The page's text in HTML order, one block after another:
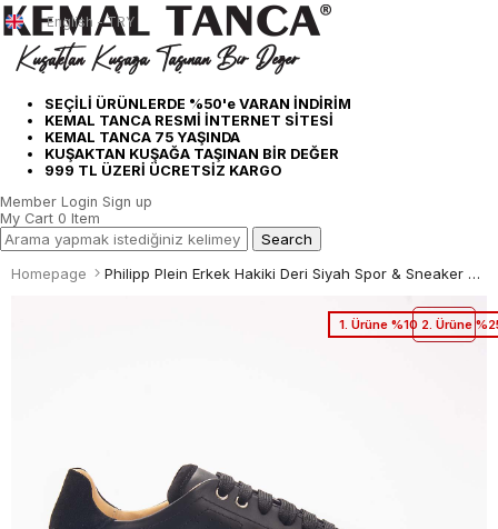
SEÇİLİ ÜRÜNLERDE %50'e VARAN İNDİRİM
KEMAL TANCA RESMİ İNTERNET SİTESİ
KEMAL TANCA 75 YAŞINDA
KUŞAKTAN KUŞAĞA TAŞINAN BİR DEĞER
999 TL ÜZERİ ÜCRETSİZ KARGO
English - TRY
Member Login Sign up
My Cart 0 Item
Homepage Philipp Plein Erkek Hakiki Deri Siyah Spor & Sneaker Ayakkabı
1. Ürüne %10 2. Ürüne